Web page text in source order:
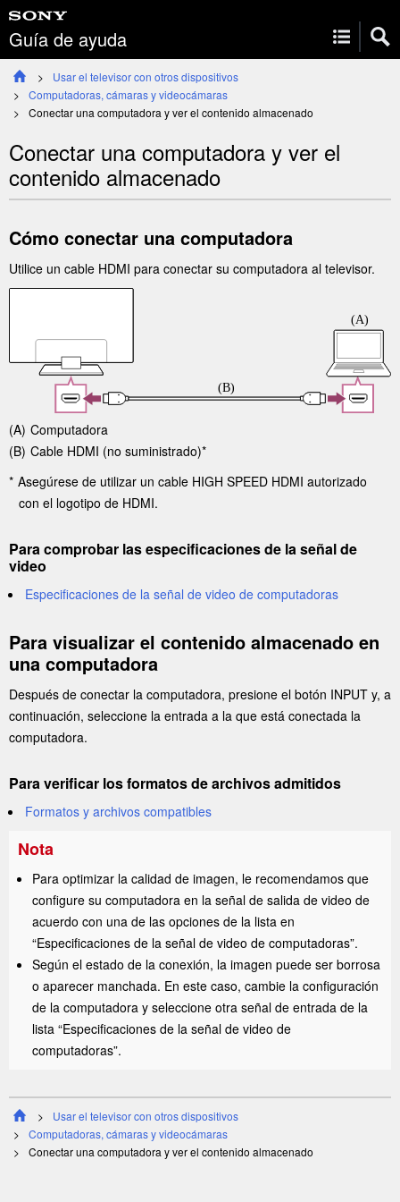
Guía de ayuda
Usar el televisor con otros dispositivos
Computadoras, cámaras y videocámaras
Conectar una computadora y ver el contenido almacenado
Conectar una computadora y ver el
contenido almacenado
Cómo conectar una computadora
Utilice un cable HDMI para conectar su computadora al televisor.
Computadora
Cable HDMI (no suministrado)*
Asegúrese de utilizar un cable HIGH SPEED HDMI autorizado
con el logotipo de HDMI.
Para comprobar las especificaciones de la señal de
video
Especificaciones de la señal de video de computadoras
Para visualizar el contenido almacenado en
una computadora
Después de conectar la computadora, presione el botón INPUT y, a
continuación, seleccione la entrada a la que está conectada la
computadora.
Para verificar los formatos de archivos admitidos
Formatos y archivos compatibles
Nota
Para optimizar la calidad de imagen, le recomendamos que
configure su computadora en la señal de salida de video de
acuerdo con una de las opciones de la lista en
“Especificaciones de la señal de video de computadoras”.
Según el estado de la conexión, la imagen puede ser borrosa
o aparecer manchada. En este caso, cambie la configuración
de la computadora y seleccione otra señal de entrada de la
lista “Especificaciones de la señal de video de
computadoras”.
Usar el televisor con otros dispositivos
Computadoras, cámaras y videocámaras
Conectar una computadora y ver el contenido almacenado